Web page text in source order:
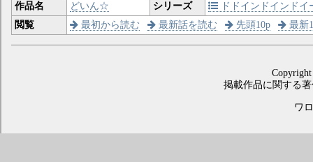
作品名 どいん☆ シリーズ
ドドインドインドイ
閲覧
最初から読む 最新話を読む 先頭10p 最新
掲載作品に関する
ワ